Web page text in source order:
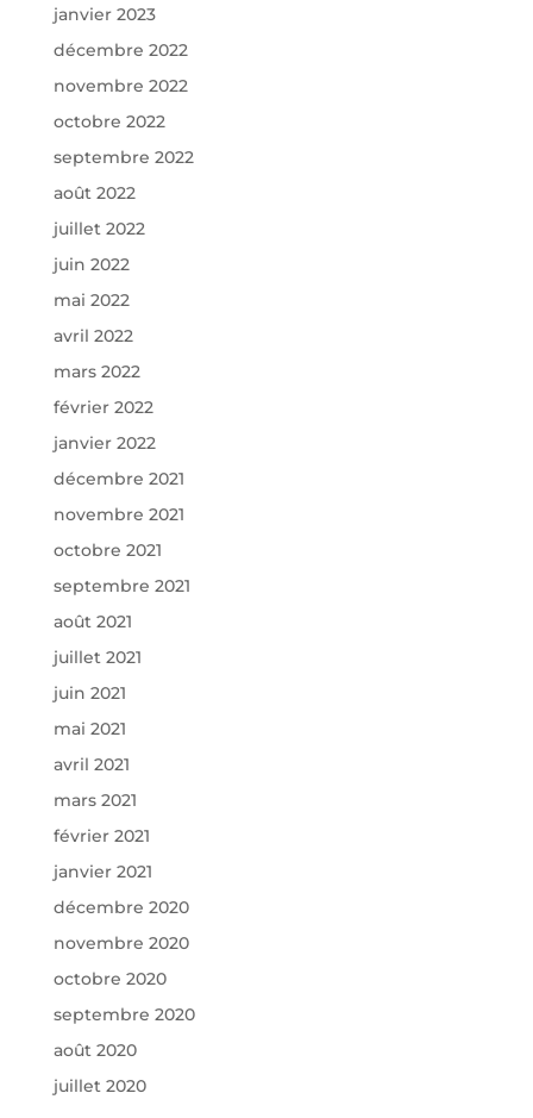
janvier 2023
décembre 2022
novembre 2022
octobre 2022
septembre 2022
août 2022
juillet 2022
juin 2022
mai 2022
avril 2022
mars 2022
février 2022
janvier 2022
décembre 2021
novembre 2021
octobre 2021
septembre 2021
août 2021
juillet 2021
juin 2021
mai 2021
avril 2021
mars 2021
février 2021
janvier 2021
décembre 2020
novembre 2020
octobre 2020
septembre 2020
août 2020
juillet 2020